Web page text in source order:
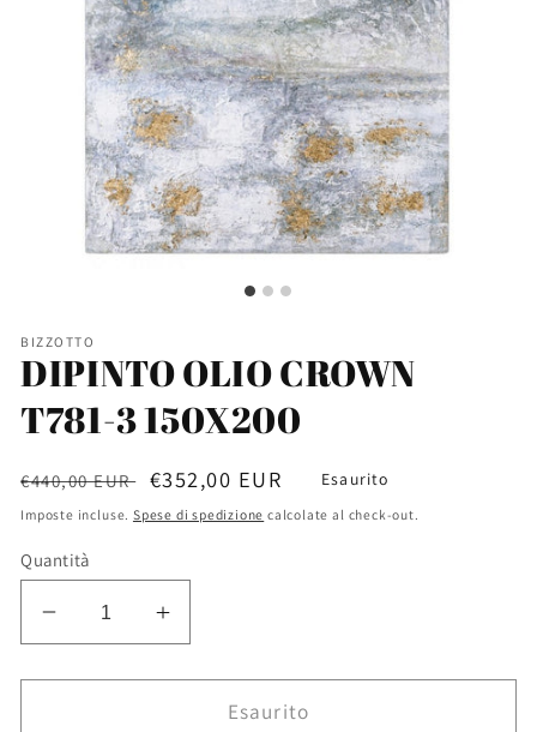
BIZZOTTO
DIPINTO OLIO CROWN
T781-3 150X200
Prezzo
di
€440,00 EUR
Prezzo
scontato
€352,00 EUR Esaurito
Imposte incluse. Spese di spedizione calcolate al check-out.
Quantità
Diminuisci
quantità
per
Aumenta
quantità
per
DIPINTOEsaurito